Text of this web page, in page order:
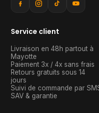
Service client
Livraison en 48h partout à
Mayotte
Paiement 3x / 4x sans frais
Retours gratuits sous 14
jours
Suivi de commande par
SAV & garantie